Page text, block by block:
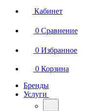
Кабинет
0 Сравнение
0 Избранное
0 Корзина
Бренды
Услуги